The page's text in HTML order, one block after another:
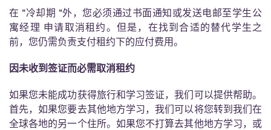
Català
Italian
French
在 "冷却期 "外，您必须通过书面通知或发送电邮至学生公
寓经理 申请取消租约。但是，在找到合适的替代学生之
前，您仍需负责支付租约下的应付费用。
因未收到签证而必需取消租约
如果您未能成功获得旅行和学习签证，我们可以提供帮助。
首先，如果您要去其他地方学习，我们可以将您转到我们在
全球各地的另一个住所。如果您不打算去其他地方学习，或